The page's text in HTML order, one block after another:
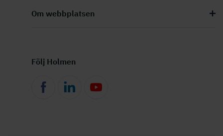
Om webbplatsen
Följ Holmen